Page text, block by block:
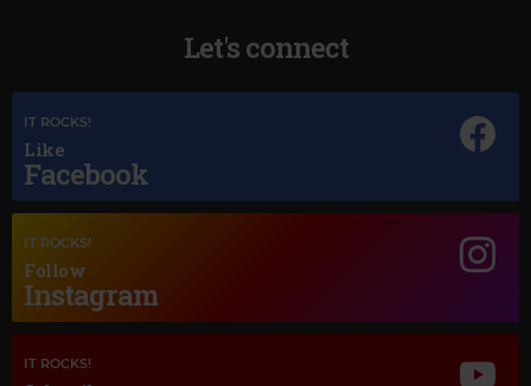
Let's connect
IT ROCKS!
Like
Facebook
IT ROCKS!
Follow
Instagram
IT ROCKS!